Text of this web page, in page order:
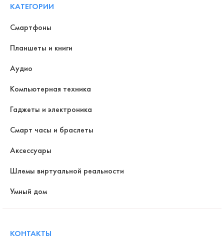
КАТЕГОРИИ
Смартфоны
Планшеты и книги
Аудио
Компьютерная техника
Гаджеты и электроника
Смарт часы и браслеты
Аксессуары
Шлемы виртуальной реальности
Умный дом
КОНТАКТЫ